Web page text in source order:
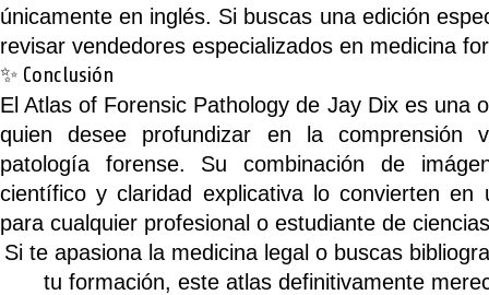
únicamente en inglés. Si buscas una edición
revisar vendedores especializados en medicina
✨ Conclusión
ElAtlas of Forensic Pathology de Jay Dix es una
quien desee profundizar en la comprensión
patología forense. Su combinación de
científico y claridad explicativa lo convierten en
para cualquier profesional o estudiante de
Si te apasiona la medicina legal o buscas
tu formación, este atlas definitivamente